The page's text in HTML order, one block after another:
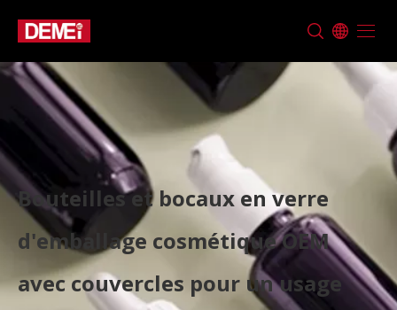
Bouteilles et bocaux en verre
d'emballage cosmétique OEM
avec couvercles pour un usage